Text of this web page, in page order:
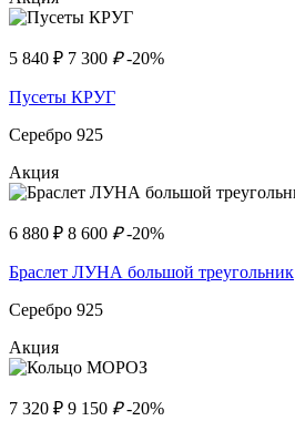
5 840 ₽ 7 300 ₽ -20%
Пусеты КРУГ
Серебро 925
Акция
6 880 ₽ 8 600 ₽ -20%
Браслет ЛУНА большой треугольник
Серебро 925
Акция
7 320 ₽ 9 150 ₽ -20%